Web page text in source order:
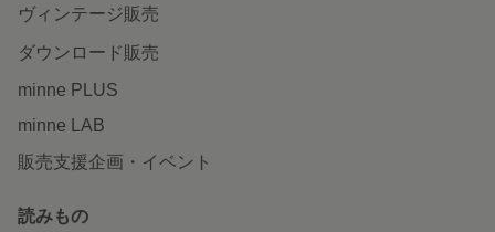
ヴィンテージ販売
ダウンロード販売
minne PLUS
minne LAB
販売支援企画・イベント
読みもの